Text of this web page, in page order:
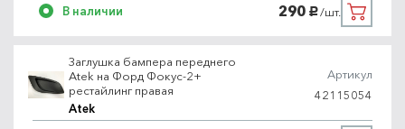
В наличии 290 руб./шт.
Заглушка бампера переднего
Atek на Форд Фокус-2+
рестайлинг правая
Atek
Артикул
42115054